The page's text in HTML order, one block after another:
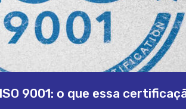
9001: o que essa